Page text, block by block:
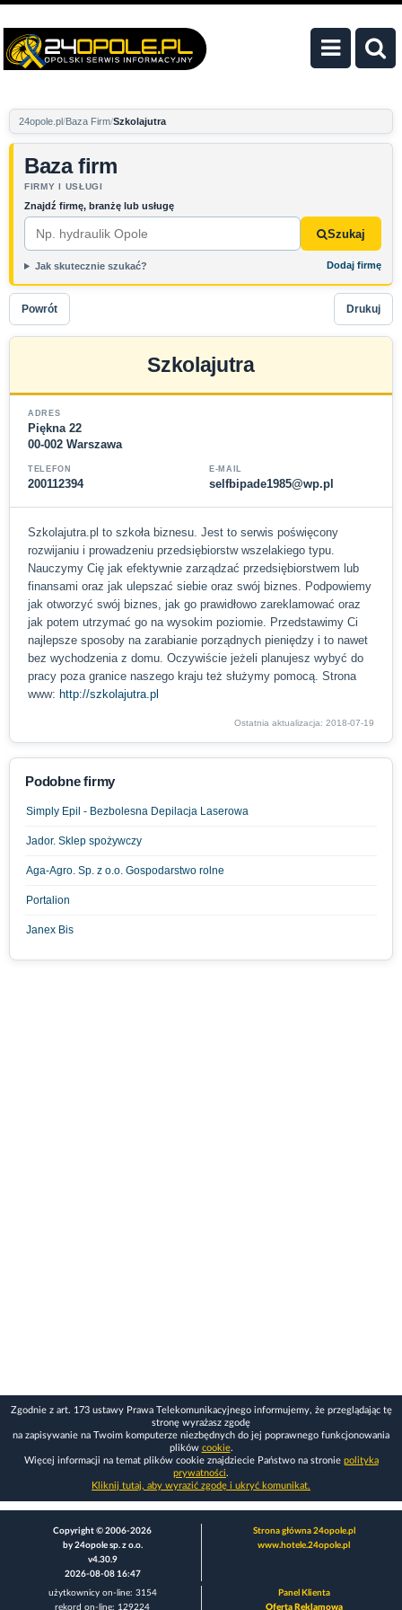
24opole.pl Baza Firm Szkolajutra
Baza firm
FIRMY I USŁUGI
Znajdź firmę, branżę lub usługę
Szukaj
Jak skutecznie szukać? Dodaj firmę
Powrót Drukuj
Szkolajutra
ADRES
Piękna 22
00-002 Warszawa
TELEFON
200112394
E-MAIL
selfbipade1985@wp.pl
Szkolajutra.pl to szkoła biznesu. Jest to serwis poświęcony
rozwijaniu i prowadzeniu przedsiębiorstw wszelakiego typu.
Nauczymy Cię jak efektywnie zarządzać przedsiębiorstwem lub
finansami oraz jak ulepszać siebie oraz swój biznes. Podpowiemy
jak otworzyć swój biznes, jak go prawidłowo zareklamować oraz
jak potem utrzymać go na wysokim poziomie. Przedstawimy Ci
najlepsze sposoby na zarabianie porządnych pieniędzy i to nawet
bez wychodzenia z domu. Oczywiście jeżeli planujesz wybyć do
pracy poza granice naszego kraju też służymy pomocą. Strona
www: http://szkolajutra.pl
Ostatnia aktualizacja: 2018-07-19
Podobne firmy
Simply Epil - Bezbolesna Depilacja Laserowa
Jador. Sklep spożywczy
Aga-Agro. Sp. z o.o. Gospodarstwo rolne
Portalion
Janex Bis
Zgodnie z art. 173 ustawy Prawa Telekomunikacyjnego informujemy, że przeglądając tę
stronę wyrażasz zgodę
na zapisywanie na Twoim komputerze niezbędnych do jej poprawnego funkcjonowania
plików cookie.
Więcej informacji na temat plików cookie znajdziecie Państwo na stronie polityka
prywatności.
Kliknij tutaj, aby wyrazić zgodę i ukryć komunikat.
Copyright © 2006-2026
by 24opole sp. z o.o.
v4.30.9
2026-08-08 16:47
Strona główna 24opole.pl
www.hotele.24opole.pl
użytkownicy on-line: 3154
rekord on-line: 129224
Panel Klienta
Oferta Reklamowa